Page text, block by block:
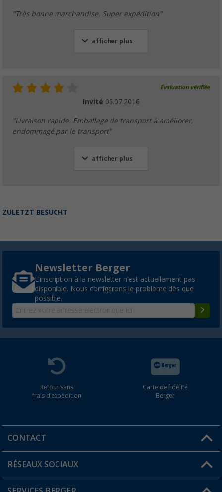
"Très bonne marchandise. Super expédition"
afficher plus
Évaluation vérifiée
Invité 05.07.2016
"Livraison rapide. Emballage de transport à améliorer,
endommagé par le transport"
afficher plus
ZULETZT BESUCHT
Newsletter Berger
L'inscription à la newsletter n'est actuellement pas
disponible. Nous corrigerons le problème dès que
possible.
Retour sans
frais d'expédition
Carte de fidélité
Berger
CONTACT
Une question ?
RÉSEAUX SOCIAUX